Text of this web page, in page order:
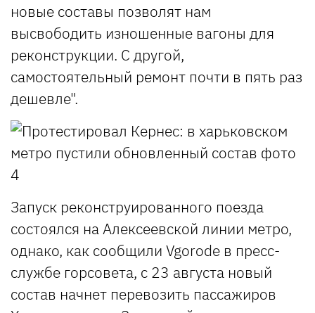
новые составы позволят нам
высвободить изношенные вагоны для
реконструкции. С другой,
самостоятельный ремонт почти в пять раз
дешевле".
Запуск реконструированного поезда
состоялся на Алексеевской линии метро,
однако, как сообщили Vgorode в пресс-
службе горсовета, с 23 августа новый
состав начнет перевозить пассажиров